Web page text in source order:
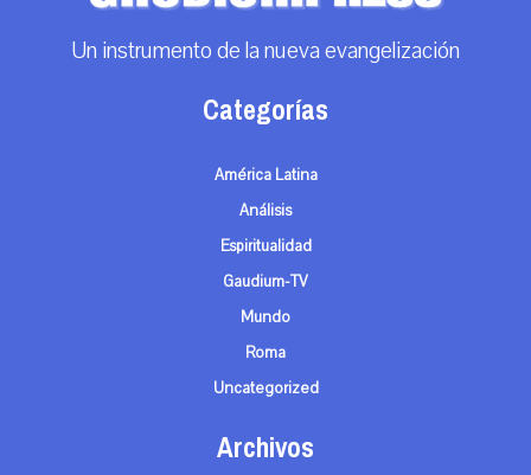
Un instrumento de la nueva evangelización
Categorías
América Latina
Análisis
Espiritualidad
Gaudium-TV
Mundo
Roma
Uncategorized
Archivos